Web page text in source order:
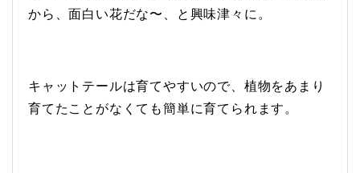
から、面白い花だな〜、と興味津々に。
キャットテールは育てやすいので、植物をあまり
育てたことがなくても簡単に育てられます。